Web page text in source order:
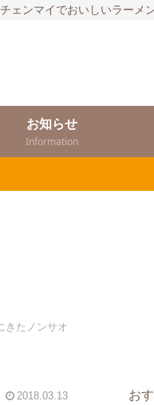
ェンマイでおいしいラーメ
お知らせ
Information
きたノンサオ
2018.03.13 お